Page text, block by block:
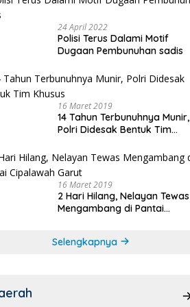
24 April 2022
Polisi Terus Dalami Motif
Dugaan Pembunuhan sadis
16 Maret 2019
14 Tahun Terbunuhnya Munir,
Polri Didesak Bentuk Tim
16 Maret 2019
2 Hari Hilang, Nelayan Tewas
Mengambang di Pantai
Selengkapnya